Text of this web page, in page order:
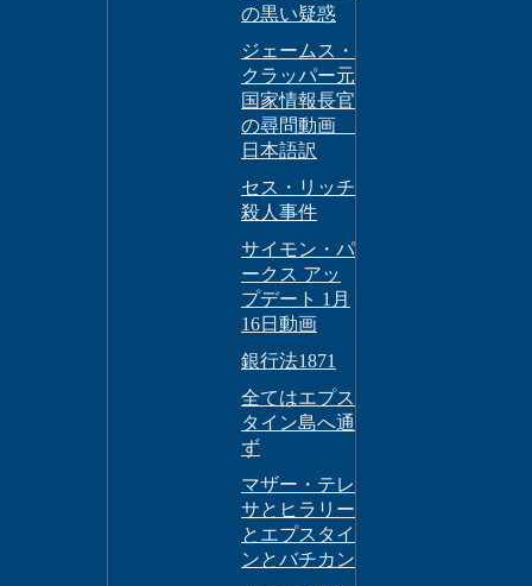
の黒い疑惑
ジェームス・
クラッパー元
国家情報長官
の尋問動画
日本語訳
セス・リッチ
殺人事件
サイモン・パ
ークス アッ
プデート 1月
16日動画
銀行法1871
全てはエプス
タイン島へ通
ず
マザー・テレ
サとヒラリー
とエプスタイ
ンとバチカン